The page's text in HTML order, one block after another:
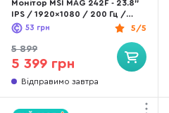
Монітор MSI MAG 242F - 23.8"
IPS / 1920×1080 / 200 Гц /
AMD FreeSync Premium
5/5
53 грн
5 899
5 399 грн
Відправимо завтра